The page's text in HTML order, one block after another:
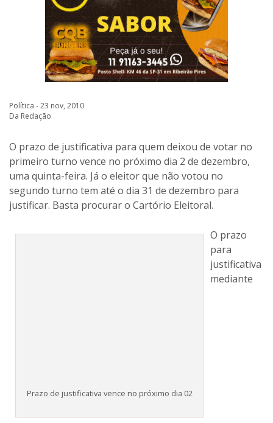
Política - 23 nov, 2010
Da Redação
O prazo de justificativa para quem deixou de votar no
primeiro turno vence no próximo dia 2 de dezembro,
uma quinta-feira. Já o eleitor que não votou no
segundo turno tem até o dia 31 de dezembro para
justificar. Basta procurar o Cartório Eleitoral.
Prazo de justificativa vence no próximo dia 02
O prazo
para
justificativa
mediante